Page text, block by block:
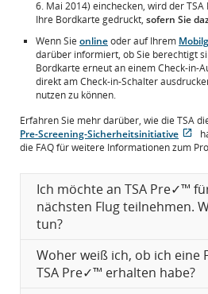
6. Mai 2014) einchecken, wird der TSA
Ihre Bordkarte gedruckt, sofern Sie
Wenn Sie onlineoder auf Ihrem
darüber informiert, ob Sie berechtigt
Bordkarte erneut an einem Check-in-
direkt am Check-in-Schalter
nutzen zu können.
Erfahren Sie mehr darüber, wie die TSA
Pre-Screening-Sicherheitsinitiative
Wird
die
den
die FAQ für weitere Informationen zum
Ich möchte an TSA Pre✓™
nächsten Flug teilnehmen.
tun?
Woher weiß ich, ob ich eine
TSA Pre✓™ erhalten habe?